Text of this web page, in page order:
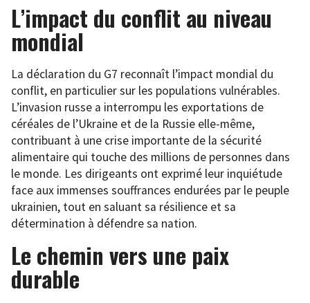
L’impact du conflit au niveau
mondial
La déclaration du G7 reconnaît l’impact mondial du
conflit, en particulier sur les populations vulnérables.
L’invasion russe a interrompu les exportations de
céréales de l’Ukraine et de la Russie elle-même,
contribuant à une crise importante de la sécurité
alimentaire qui touche des millions de personnes dans
le monde. Les dirigeants ont exprimé leur inquiétude
face aux immenses souffrances endurées par le peuple
ukrainien, tout en saluant sa résilience et sa
détermination à défendre sa nation.
Le chemin vers une paix
durable